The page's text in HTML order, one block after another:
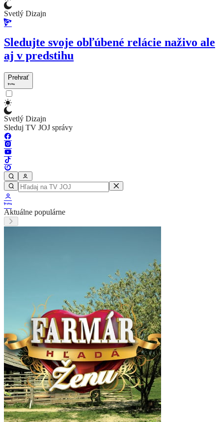
Svetlý Dizajn
Sledujte svoje obľúbené relácie naživo ale
aj v predstihu
Prehrať
Svetlý Dizajn
Sleduj TV JOJ správy
Aktuálne populárne